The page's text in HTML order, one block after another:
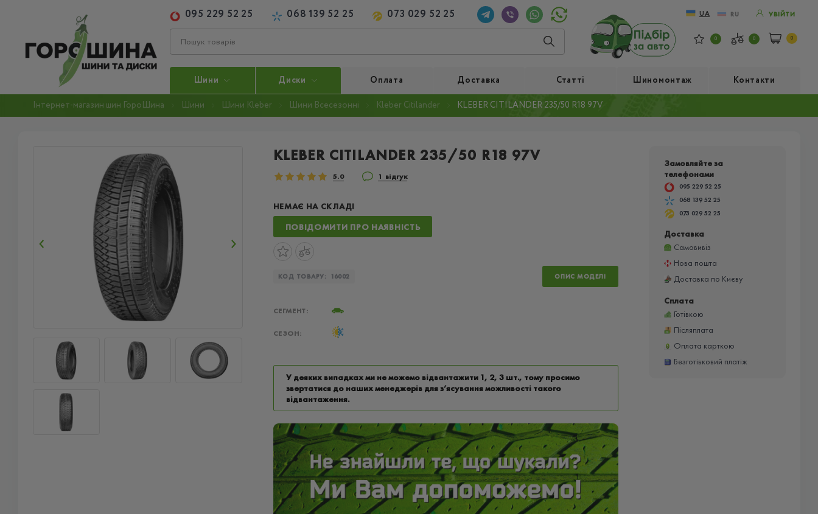
095 229 52 25 068 139 52 25 073 029 52 25 UA RU УВІЙТИ
0 0 0
Шини Диски Оплата Доставка Статті Шиномонтаж Контакти
Інтернет-магазин шин ГороШина Шини Шини Kleber Шини Всесезонні Kleber Citilander KLEBER CITILANDER 235/50 R18 97V
KLEBER CITILANDER 235/50 R18 97V
5.0 1 відгук
НЕМАЄ НА СКЛАДІ
ПОВІДОМИТИ ПРО НАЯВНІСТЬ
КОД ТОВАРУ: 16002 ОПИС МОДЕЛІ
СЕГМЕНТ:
СЕЗОН:
У деяких випадках ми не можемо відвантажити 1, 2, 3 шт., тому просимо
звертатися до наших менеджерів для з’ясування можливості такого
відвантаження.
Замовляйте за
телефонами
095 229 52 25
068 139 52 25
073 029 52 25
Доставка
Самовивіз
Нова пошта
Доставка по Києву
Сплата
Готівкою
Післяплата
Оплата карткою
Безготівковий платіж